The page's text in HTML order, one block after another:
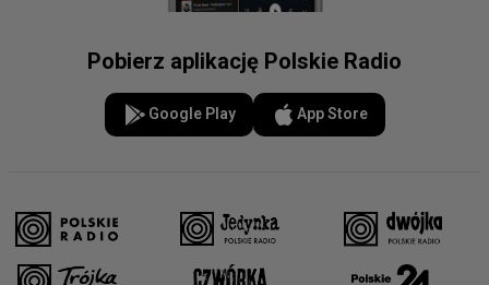
Pobierz aplikację Polskie Radio
Google Play App Store